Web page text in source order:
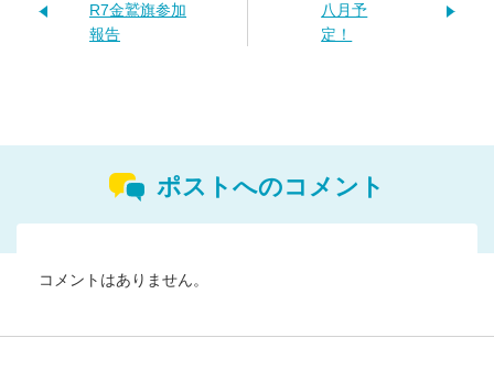
R7金鷲旗参加
報告
八月予
定！
ポストへのコメント
コメントはありません。